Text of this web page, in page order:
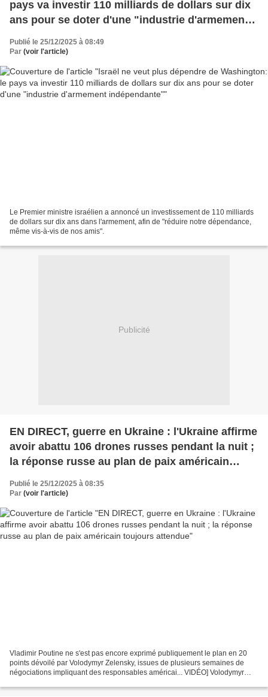
pays va investir 110 milliards de dollars sur dix
ans pour se doter d'une "industrie d'armement
indépendante"
Publié le 25/12/2025 à 08:49
Par (voir l'article)
Le Premier ministre israélien a annoncé un investissement de 110 milliards
de dollars sur dix ans dans l'armement, afin de "réduire notre dépendance,
même vis-à-vis de nos amis".
Publicité
EN DIRECT, guerre en Ukraine : l'Ukraine affirme
avoir abattu 106 drones russes pendant la nuit ;
la réponse russe au plan de paix américain
Publié le 25/12/2025 à 08:35
Par (voir l'article)
Vladimir Poutine ne s'est pas encore exprimé publiquement le plan en 20
points dévoilé par Volodymyr Zelensky, issues de plusieurs semaines de
négociations impliquant des responsables américai... VIDÉO] Volodymyr